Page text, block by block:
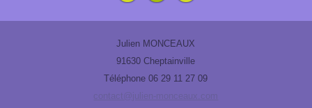
Julien MONCEAUX
91630 Cheptainville
Téléphone 06 29 11 27 09
contact@julien-monceaux.com